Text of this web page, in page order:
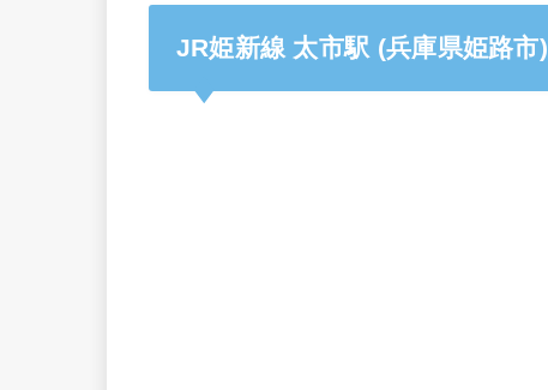
JR姫新線 太市駅 (兵庫県姫路市)